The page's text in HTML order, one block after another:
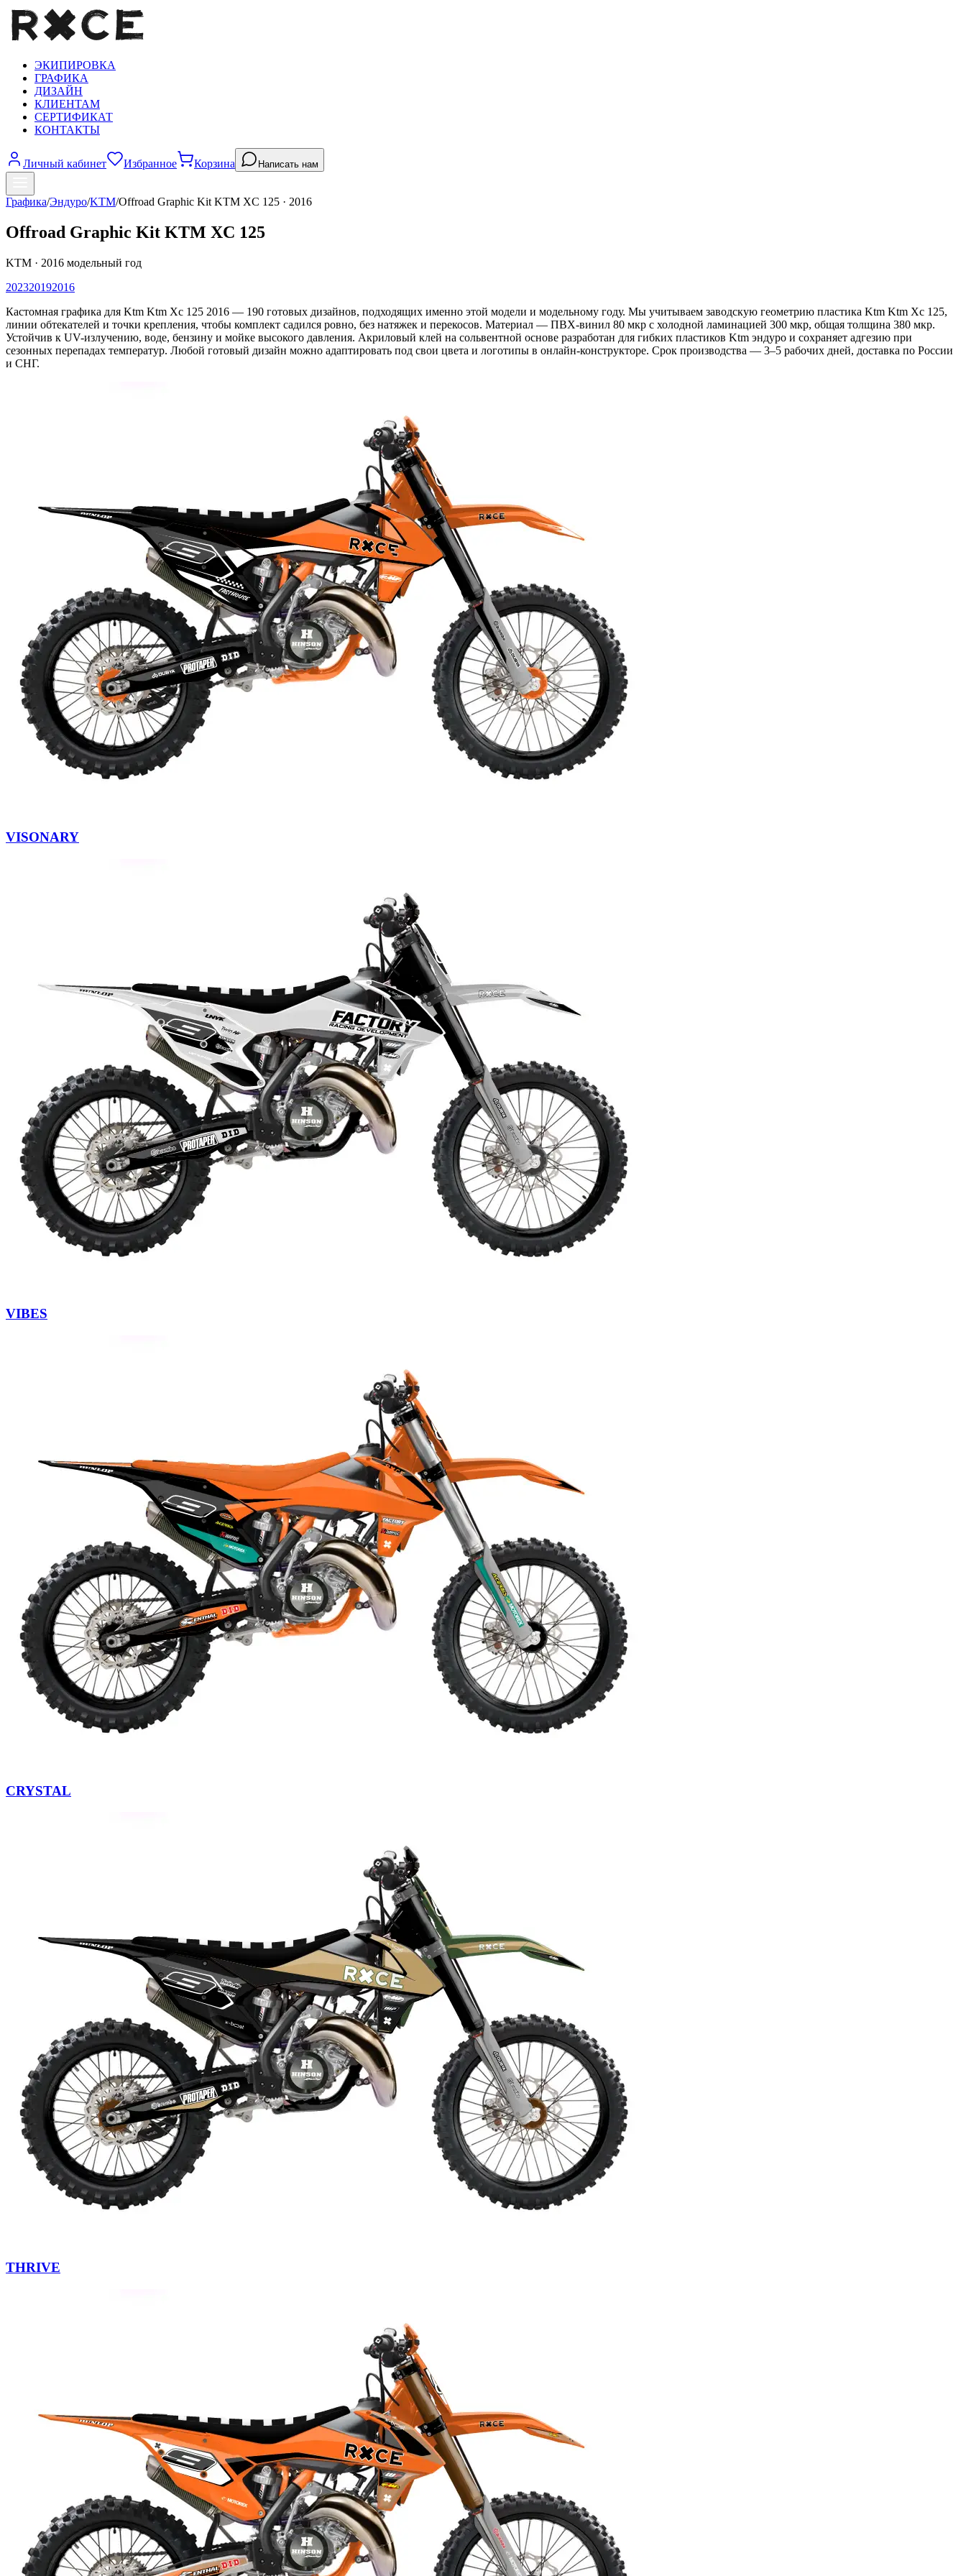
ЭКИПИРОВКА
ГРАФИКА
ДИЗАЙН
КЛИЕНТАМ
СЕРТИФИКАТ
КОНТАКТЫ
Личный кабинет Избранное Корзина Написать нам
Графика/Эндуро/KTM/Offroad Graphic Kit KTM XC 125 · 2016
Offroad Graphic Kit KTM XC 125
KTM · 2016 модельный год
202320192016
Кастомная графика для Ktm Ktm Xc 125 2016 — 190 готовых дизайнов, подходящих именно этой модели и модельному году. Мы учитываем заводскую геометрию пластика Ktm Ktm Xc 125,
линии обтекателей и точки крепления, чтобы комплект садился ровно, без натяжек и перекосов. Материал — ПВХ-винил 80 мкр с холодной ламинацией 300 мкр, общая толщина 380 мкр.
Устойчив к UV-излучению, воде, бензину и мойке высокого давления. Акриловый клей на сольвентной основе разработан для гибких пластиков Ktm эндуро и сохраняет адгезию при
сезонных перепадах температур. Любой готовый дизайн можно адаптировать под свои цвета и логотипы в онлайн-конструкторе. Срок производства — 3–5 рабочих дней, доставка по России
и СНГ.
VISONARY
VIBES
CRYSTAL
THRIVE